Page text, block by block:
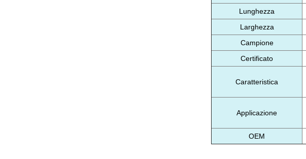
Lunghezza
Larghezza
Campione
Certificato
Caratteristica
Applicazione
OEM